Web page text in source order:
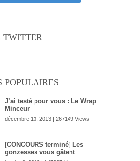
TWITTER
POPULAIRES
J’ai testé pour vous : Le Wrap
Minceur
décembre 13, 2013 | 267149 Views
[CONCOURS terminé] Les
gonzesses vous gâtent